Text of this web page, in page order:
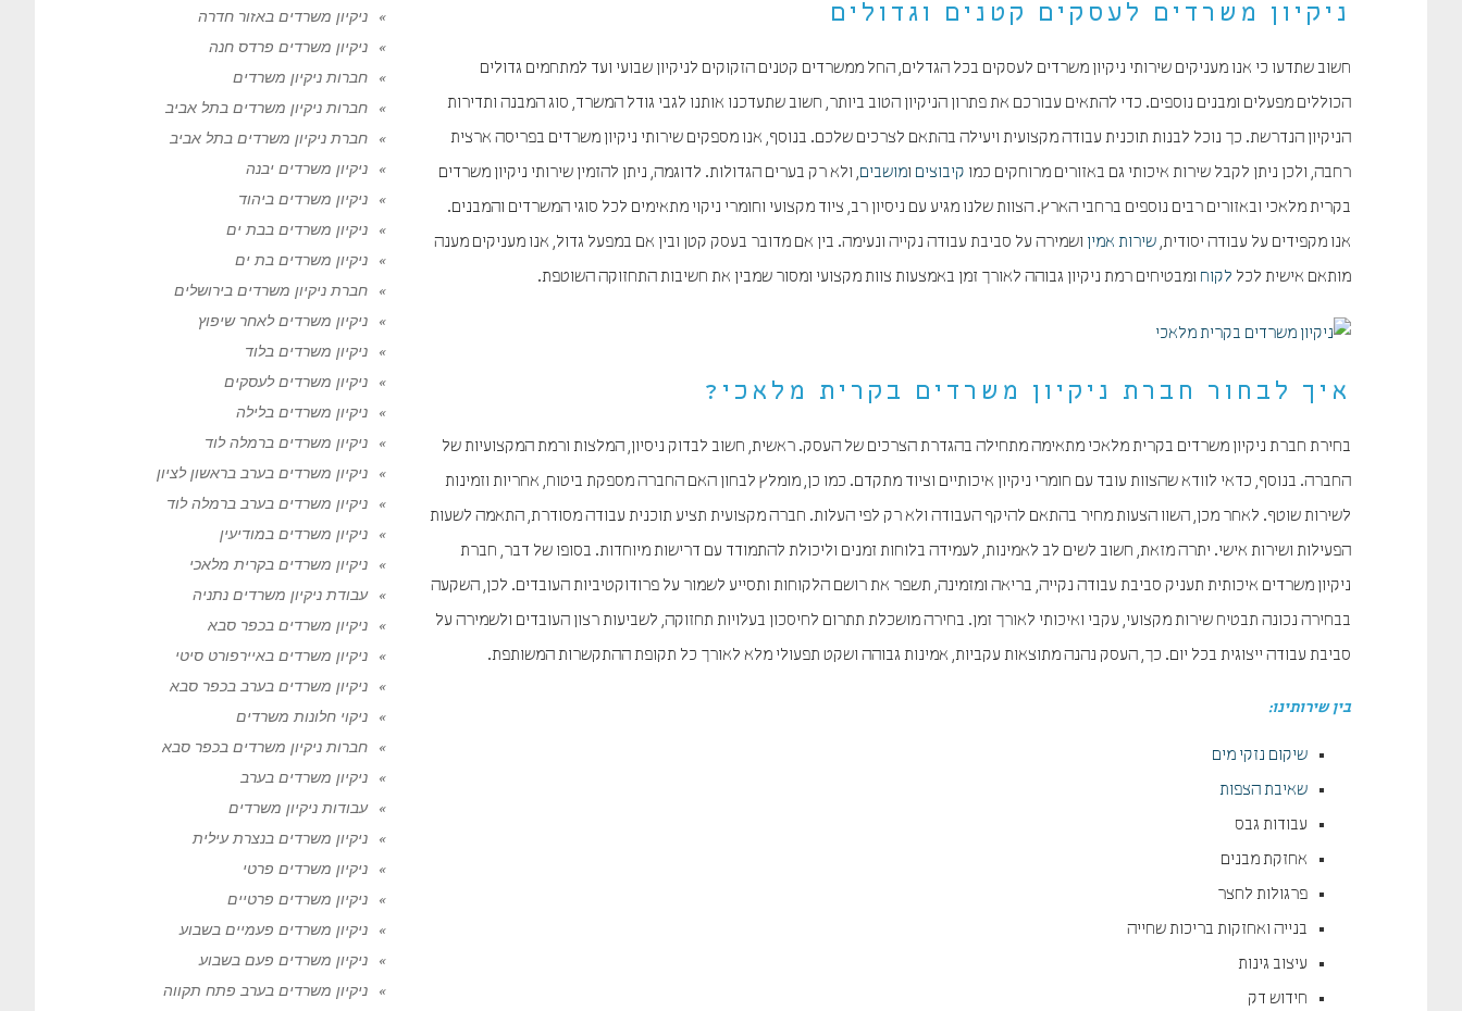
ניקיון משרדים לעסקים קטנים וגדולים
חשוב שתדעו כי אנו מעניקים שירותי ניקיון משרדים לעסקים בכל הגדלים, החל ממשרדים קטנים הזקוקים לניקיון שבועי ועד למתחמים גדולים
הכוללים מפעלים ומבנים נוספים. כדי להתאים עבורכם את פתרון הניקיון הטוב ביותר, חשוב שתעדכנו אותנו לגבי גודל המשרד, סוג המבנה ותדירות
הניקיון הנדרשת. כך נוכל לבנות תוכנית עבודה מקצועית ויעילה בהתאם לצרכים שלכם. בנוסף, אנו מספקים שירותי ניקיון משרדים בפריסה ארצית
רחבה, ולכן ניתן לקבל שירות איכותי גם באזורים מרוחקים כמו קיבוצים ומושבים, ולא רק בערים הגדולות. לדוגמה, ניתן להזמין שירותי ניקיון משרדים
בקרית מלאכי ובאזורים רבים נוספים ברחבי הארץ. הצוות שלנו מגיע עם ניסיון רב, ציוד מקצועי וחומרי ניקוי מתאימים לכל סוגי המשרדים והמבנים.
אנו מקפידים על עבודה יסודית,שירות אמין ושמירה על סביבת עבודה נקייה ונעימה. בין אם מדובר בעסק קטן ובין אם במפעל גדול, אנו מעניקים מענה
מותאם אישית לכל לקוח ומבטיחים רמת ניקיון גבוהה לאורך זמן באמצעות צוות מקצועי ומסור שמבין את חשיבות התחזוקה השוטפת.
איך לבחור חברת ניקיון משרדים בקרית מלאכי?
בחירת חברת ניקיון משרדים בקרית מלאכי מתאימה מתחילה בהגדרת הצרכים של העסק. ראשית, חשוב לבדוק ניסיון, המלצות ורמת המקצועיות של
החברה. בנוסף, כדאי לוודא שהצוות עובד עם חומרי ניקיון איכותיים וציוד מתקדם. כמו כן, מומלץ לבחון האם החברה מספקת ביטוח, אחריות וזמינות
לשירות שוטף. לאחר מכן, השוו הצעות מחיר בהתאם להיקף העבודה ולא רק לפי העלות. חברה מקצועית תציע תוכנית עבודה מסודרת, התאמה לשעות
הפעילות ושירות אישי. יתרה מזאת, חשוב לשים לב לאמינות, לעמידה בלוחות זמנים וליכולת להתמודד עם דרישות מיוחדות. בסופו של דבר, חברת
ניקיון משרדים איכותית תעניק סביבת עבודה נקייה, בריאה ומזמינה, תשפר את רושם הלקוחות ותסייע לשמור על פרודוקטיביות העובדים. לכן, השקעה
בבחירה נכונה תבטיח שירות מקצועי, עקבי ואיכותי לאורך זמן. בחירה מושכלת תתרום לחיסכון בעלויות תחזוקה, לשביעות רצון העובדים ולשמירה על
סביבת עבודה ייצוגית בכל יום. כך, העסק נהנה מתוצאות עקביות, אמינות גבוהה ושקט תפעולי מלא לאורך כל תקופת ההתקשרות המשותפת.
בין שירותינו:
שיקום נזקי מים
שאיבת הצפות
עבודות גבס
אחזקת מבנים
פרגולות לחצר
בנייה ואחזקות בריכות שחייה
עיצוב גינות
חידוש דק
ניקיון משרדים באזור חדרה
ניקיון משרדים פרדס חנה
חברות ניקיון משרדים
חברות ניקיון משרדים בתל אביב
חברת ניקיון משרדים בתל אביב
ניקיון משרדים יבנה
ניקיון משרדים ביהוד
ניקיון משרדים בבת ים
ניקיון משרדים בת ים
חברת ניקיון משרדים בירושלים
ניקיון משרדים לאחר שיפוץ
ניקיון משרדים בלוד
ניקיון משרדים לעסקים
ניקיון משרדים בלילה
ניקיון משרדים ברמלה לוד
ניקיון משרדים בערב בראשון לציון
ניקיון משרדים בערב ברמלה לוד
ניקיון משרדים במודיעין
ניקיון משרדים בקרית מלאכי
עבודת ניקיון משרדים נתניה
ניקיון משרדים בכפר סבא
ניקיון משרדים באיירפורט סיטי
ניקיון משרדים בערב בכפר סבא
ניקוי חלונות משרדים
חברות ניקיון משרדים בכפר סבא
ניקיון משרדים בערב
עבודות ניקיון משרדים
ניקיון משרדים בנצרת עילית
ניקיון משרדים פרטי
ניקיון משרדים פרטיים
ניקיון משרדים פעמיים בשבוע
ניקיון משרדים פעם בשבוע
ניקיון משרדים בערב פתח תקווה